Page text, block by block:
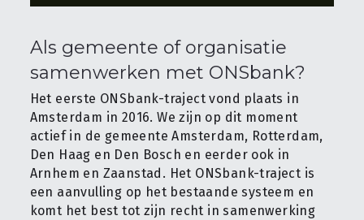
Als gemeente of organisatie
samenwerken met ONSbank?
Het eerste ONSbank-traject vond plaats in
Amsterdam in 2016. We zijn op dit moment
actief in de gemeente Amsterdam, Rotterdam,
Den Haag en Den Bosch en eerder ook in
Arnhem en Zaanstad. Het ONSbank-traject is
een aanvulling op het bestaande systeem en
komt het best tot zijn recht in samenwerking